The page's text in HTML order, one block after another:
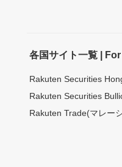
各国サイト一覧 |
Rakuten Securities
Rakuten Securities
Rakuten Trade(マレー